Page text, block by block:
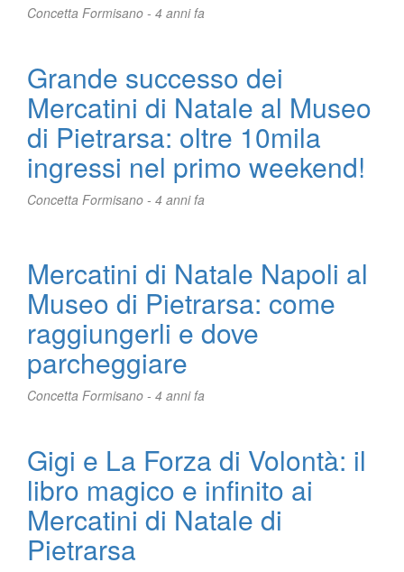
Concetta Formisano - 4 anni fa
Grande successo dei
Mercatini di Natale al Museo
di Pietrarsa: oltre 10mila
ingressi nel primo weekend!
Concetta Formisano - 4 anni fa
Mercatini di Natale Napoli al
Museo di Pietrarsa: come
raggiungerli e dove
parcheggiare
Concetta Formisano - 4 anni fa
Gigi e La Forza di Volontà: il
libro magico e infinito ai
Mercatini di Natale di
Pietrarsa